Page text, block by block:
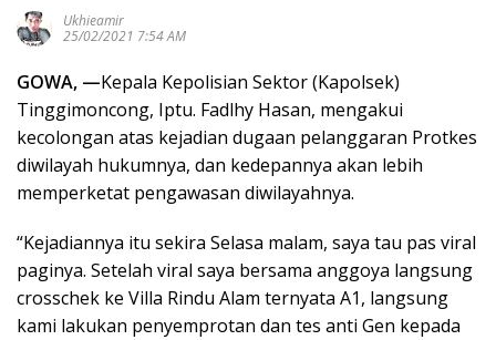
Ukhieamir
25/02/2021 7:54 AM
GOWA, —Kepala Kepolisian Sektor (Kapolsek)
Tinggimoncong, Iptu. Fadlhy Hasan, mengakui
kecolongan atas kejadian dugaan pelanggaran Protkes
diwilayah hukumnya, dan kedepannya akan lebih
memperketat pengawasan diwilayahnya.
“Kejadiannya itu sekira Selasa malam, saya tau pas viral
paginya. Setelah viral saya bersama anggoya langsung
crosschek ke Villa Rindu Alam ternyata A1, langsung
kami lakukan penyemprotan dan tes anti Gen kepada